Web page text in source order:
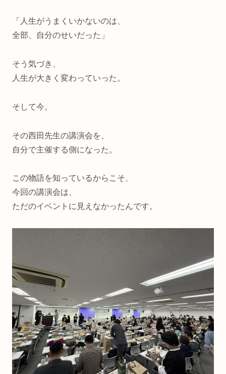
「人生がうまくいかないのは、
全部、自分のせいだった」
そう気づき、
人生が大きく変わっていった。
そして今。
その西田先生の講演会を、
自分で主催する側になった。
この物語を知っているからこそ、
今回の講演会は、
ただのイベントに見えなかったんです。